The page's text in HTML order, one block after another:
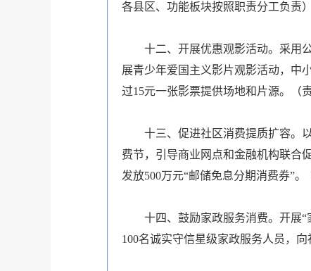
各县区、功能板块按照职责分工负责）
十二、开展优惠观影活动。采用
展青少年爱国主义影片观影活动，中
过15元一张影票提供场地和片源。（
十三、促进社区消费提质扩容。
费节，引导商业网点和金融机构联合
发放500万元“邮储免息分期消费券”
十四、鼓励家政服务消费。开展
100名诚实守信星级家政服务人员，